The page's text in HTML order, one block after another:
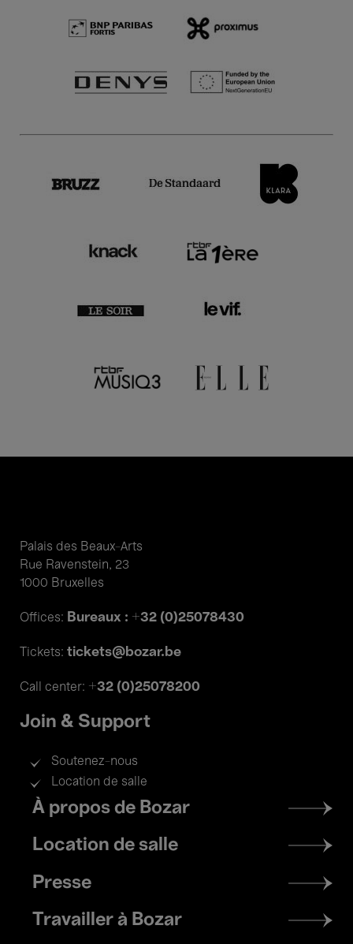
Palais des Beaux-Arts
Rue Ravenstein, 23
1000 Bruxelles
Offices: Bureaux : +32 (0)25078430
Tickets: tickets@bozar.be
Call center: +32 (0)25078200
Join & Support
Soutenez-nous
Location de salle
Footer
menu
À propos de Bozar
Location de salle
Presse
Travailler à Bozar